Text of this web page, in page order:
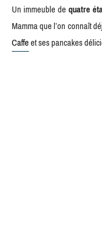
Un immeuble dequatre
Mamma que l’on connaît
Caffeet ses pancakes